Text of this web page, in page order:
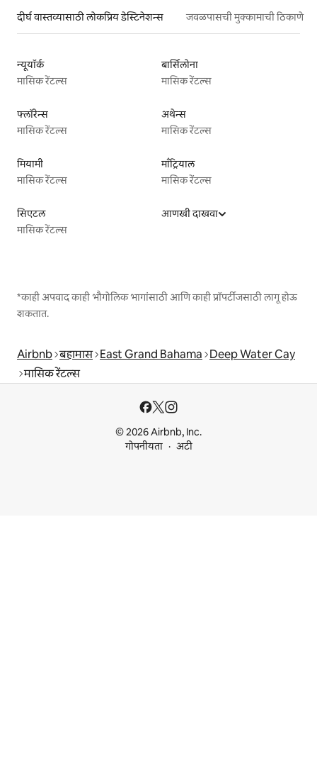
दीर्घ वास्तव्यासाठी लोकप्रिय डेस्टिनेशन्स जवळपासची मुक्कामाची ठिकाणे
न्यूयॉर्क
मासिक रेंटल्स
बार्सिलोना
मासिक रेंटल्स
फ्लॉरेन्स
मासिक रेंटल्स
अथेन्स
मासिक रेंटल्स
मियामी
मासिक रेंटल्स
माँट्रियाल
मासिक रेंटल्स
सिएटल
मासिक रेंटल्स
आणखी दाखवा
*काही अपवाद काही भौगोलिक भागांसाठी आणि काही प्रॉपर्टीजसाठी लागू होऊ
शकतात.
Airbnb बहामास East Grand Bahama Deep Water Cay
मासिक रेंटल्स
© 2026 Airbnb, Inc.
गोपनीयता
अटी